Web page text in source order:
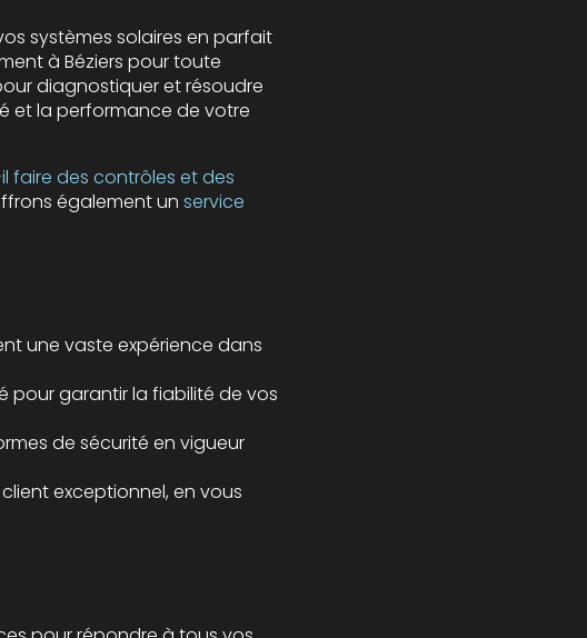
systèmes solaires en parfait
à Béziers pour toute
diagnostiquer et résoudre
et la performance de votre
faire des contrôles et des
également un service
une vaste expérience dans
pour garantir la fiabilité de vos
de sécurité en vigueur
exceptionnel, en vous